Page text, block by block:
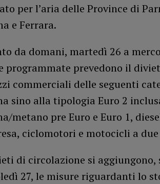
per l’aria delle Province di
e Ferrara.
da domani, martedì 26 a
programmate prevedono il
commerciali delle seguenti
sino alla tipologia Euro 2
metano pre Euro e Euro 1,
ciclomotori e motocicli a
di circolazione si aggiungono,
27, le misure riguardanti lo